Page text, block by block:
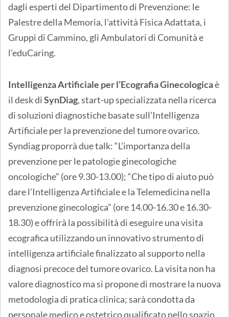
dagli esperti del Dipartimento di Prevenzione: le
Palestre della Memoria, l’attività Fisica Adattata, i
Gruppi di Cammino, gli Ambulatori di Comunità e
l’eduCaring.
Intelligenza Artificiale per l’Ecografia Ginecologicaè
il desk diSynDiag, start-up specializzata nella ricerca
di soluzioni diagnostiche basate sull’Intelligenza
Artificiale per la prevenzione del tumore ovarico.
Syndiag proporrà due talk: “L’importanza della
prevenzione per le patologie ginecologiche
oncologiche” (ore 9.30-13.00); “Che tipo di aiuto può
dare l’Intelligenza Artificiale e la Telemedicina nella
prevenzione ginecologica” (ore 14.00-16.30 e 16.30-
18.30) e offrirà la possibilità di eseguire una visita
ecografica utilizzando un innovativo strumento di
intelligenza artificiale finalizzato al supporto nella
diagnosi precoce del tumore ovarico. La visita non ha
valore diagnostico ma si propone di mostrare la nuova
metodologia di pratica clinica; sarà condotta da
personale medico e ostetrico qualificato nello spazio